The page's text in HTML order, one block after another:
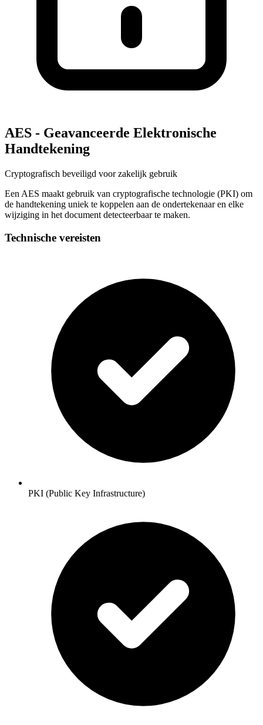
AES - Geavanceerde Elektronische
Handtekening
Cryptografisch beveiligd voor zakelijk gebruik
Een AES maakt gebruik van cryptografische technologie (PKI) om
de handtekening uniek te koppelen aan de ondertekenaar en elke
wijziging in het document detecteerbaar te maken.
Technische vereisten
PKI (Public Key Infrastructure)